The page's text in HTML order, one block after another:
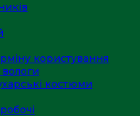
користування
костюми